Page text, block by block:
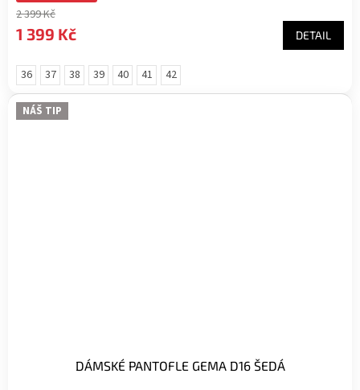
2 399 Kč
1 399 Kč DETAIL
36 37 38 39 40 41 42
NÁŠ TIP
DÁMSKÉ PANTOFLE GEMA D16 ŠEDÁ